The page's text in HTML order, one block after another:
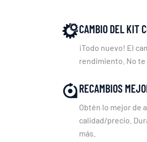
CAMBIO DEL KIT
¡Todo nuevo! El
rendimiento. No
RECAMBIOS
Obtén lo mejor de
calidad/precio.
más.